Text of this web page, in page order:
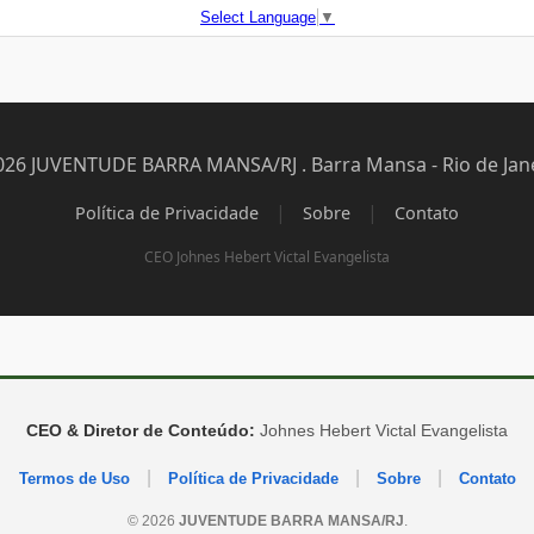
Select Language ▼
JUVENTUDE BARRA MANSA/RJ . Barra Mansa - Rio de
Política de Privacidade | Sobre | Contato
CEO Johnes Hebert Victal Evangelista
CEO & Diretor de Conteúdo: Johnes Hebert Victal Evangelista
Termos de Uso Política de Privacidade Sobre Contato
© 2026 JUVENTUDE BARRA MANSA/RJ